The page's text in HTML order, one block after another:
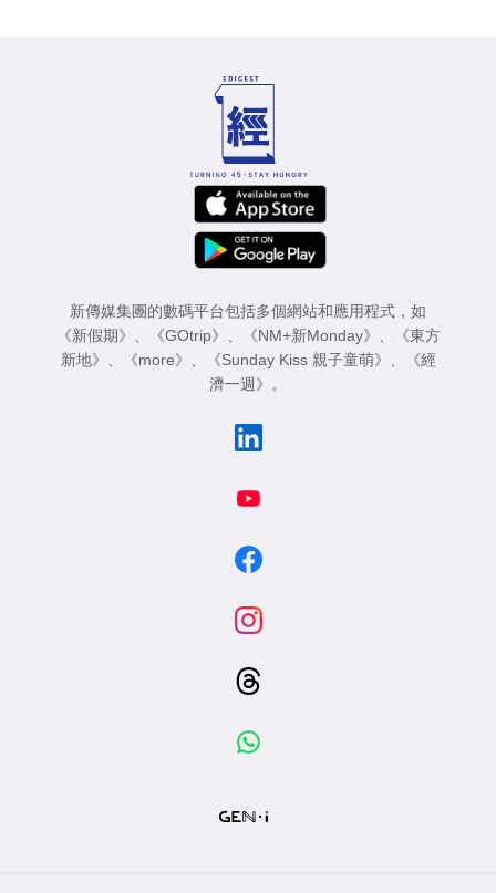
新傳媒集團的數碼平台包括多個網站和應用程式，如
《新假期》
《GOtrip》 《NM+新Monday》
《東方
新地》
《more》 《Sunday Kiss 親子童萌》
《經
濟一週》
。